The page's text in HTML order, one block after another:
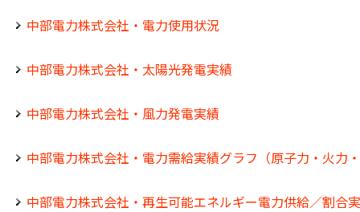
中部電力株式会社・電力使用状況
中部電力株式会社・太陽光発電実績
中部電力株式会社・風力発電実績
中部電力株式会社・電力需給実績グラフ（原子力・火力
中部電力株式会社・再生可能エネルギー電力供給／割合